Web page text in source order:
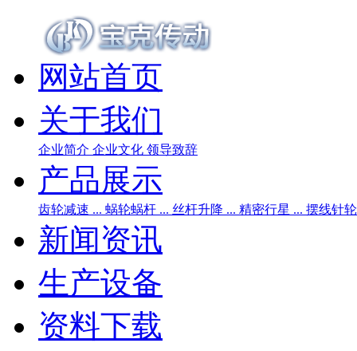
网站首页
关于我们
企业简介 企业文化 领导致辞
产品展示
齿轮减速 ... 蜗轮蜗杆 ... 丝杆升降 ... 精密行星 ... 摆线针
新闻资讯
生产设备
资料下载